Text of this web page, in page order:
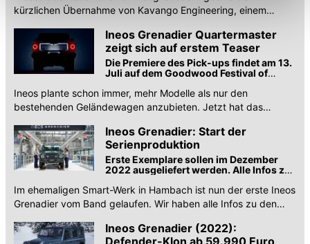
Funktionalitäten der Website zur Verfügung stehen. Sie
können die Einstellungen jederzeit in unserer
Datenschutzerklärunganpassen.
kürzlichen Übernahme von Kavango Engineering, einem
Ineos Grenadier Quartermaster
zeigt sich auf erstem Teaser
Die Premiere des Pick-ups findet am 13.
Juli auf dem Goodwood Festival of
Ineos plante schon immer, mehr Modelle als nur den
bestehenden Geländewagen anzubieten. Jetzt hat das
Ineos Grenadier: Start der
Serienproduktion
Erste Exemplare sollen im Dezember
2022 ausgeliefert werden. Alle Infos zu
Im ehemaligen Smart-Werk in Hambach ist nun der erste Ineos
Grenadier vom Band gelaufen. Wir haben alle Infos zu den
Ineos Grenadier (2022):